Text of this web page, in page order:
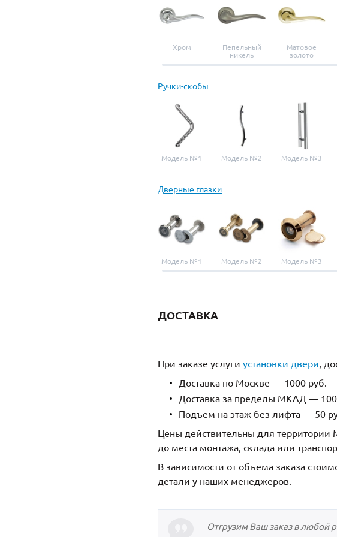
Хром
Пепельный
никель
Матовое
золото
Ручки-скобы
Модель №1 Модель №2 Модель №3
Дверные глазки
Модель №1 Модель №2 Модель №3
ДОСТАВКА
При заказе услуги установки двери,
Доставка по Москве — 1000 руб.
Доставка за пределы МКАД —
Подъем на этаж без лифта — 50
Цены действительны для территории
до места монтажа, склада или
В зависимости от объема заказа
детали у наших менеджеров.
Отгрузим Ваш заказ в любой